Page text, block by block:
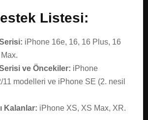
Listesi:
iPhone 16e, 16, 16 Plus, 16
ve Öncekiler: iPhone
11 modelleri ve iPhone SE (2. nesil
Kalanlar: iPhone XS, XS Max, XR.